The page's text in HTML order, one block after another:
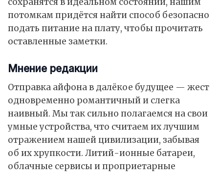
потомкам придётся найти способ безопасно
подать питание на плату, чтобы прочитать
оставленные заметки.
Мнение редакции
Отправка айфона в далёкое будущее — жест
одновременно романтичный и слегка
наивный. Мы так сильно полагаемся на свои
умные устройства, что считаем их лучшим
отражением нашей цивилизации, забывая
об их хрупкости. Литий-ионные батареи,
облачные сервисы и проприетарные